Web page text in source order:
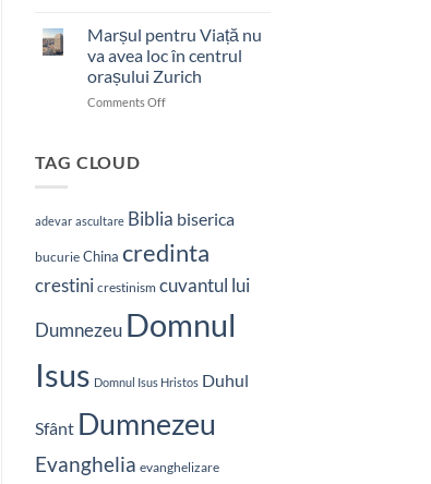
bătut
cu
brutalitate
în
Nepal:
L
pe
Marșul pentru Viață nu
va avea loc în centrul
orașului Zurich
Comments Offon
avea
loc
în
orașului
TAG CLOUD
adevar ascultare Biblia biserica
bucurie China credinta
crestini crestinism cuvantul lui
Dumnezeu Domnul
Isus Domnul Isus Hristos Duhul
Sfânt Dumnezeu
Evanghelia evanghelizare